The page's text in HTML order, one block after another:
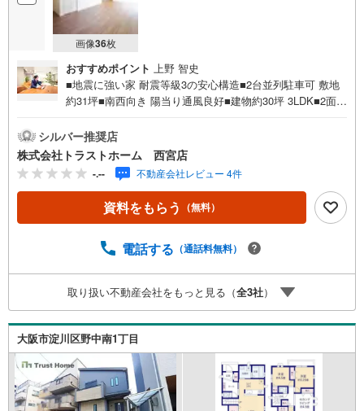
画像36枚
おすすめポイント 上野 智史
■地震に強い家 耐震等級3の安心構造■2台並列駐車可 敷地
約31坪■南西向き 陽当り通風良好■建物約30坪 3LDK■2面採
下・リビング・廊下収納、パントリー■6帖以上の居室が2
部屋あるゆとりある間取■浴室乾燥機付！雨の日や花粉の季
節に◎■家族が顔を合わせるリビング階段設計■水回りが集
約された家事動線良好な間取■洗濯物が乾きやすい南東向き
バルコニー■モニタ付インターホン有でセキュリティ安心■
全室洋室でお掃除かんたん♪■小学校、スーパー、病院が徒
風等級2・劣化対策等級3・ホルムアルデヒド発散等級3・維
5S利用可◎長期優良認定住宅◎設計・建築住宅性能評価取
得♪千成小学校 約550m♪第七中学校 約1400m♪サンディ 約
400mお家探しは、トラストホームにお任せください！
シルバー推奨店
株式会社トラストホーム 西宮店
-.-- 不動産会社レビュー 4件
資料をもらう （無料）
電話する （通話料無料）
取り扱い不動産会社をもっと見る（全3社）
大阪市淀川区野中南1丁目